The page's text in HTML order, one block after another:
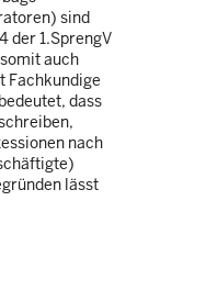
sind
der 1.SprengV
auch
Fachkundige
dass
nach
lässt